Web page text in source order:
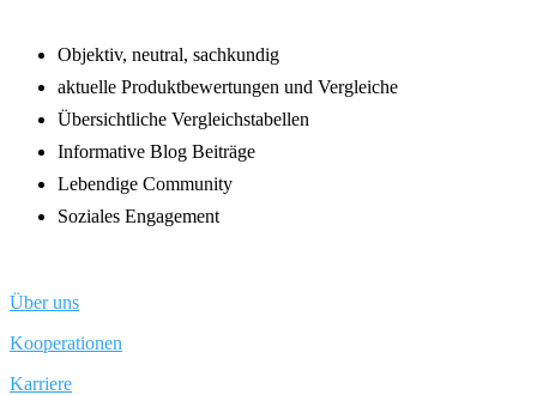
Objektiv, neutral, sachkundig
aktuelle Produktbewertungen und Vergleiche
Übersichtliche Vergleichstabellen
Informative Blog Beiträge
Lebendige Community
Soziales Engagement
Über uns
Kooperationen
Karriere